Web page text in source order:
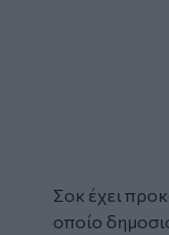
Σοκ έχει
οποίο